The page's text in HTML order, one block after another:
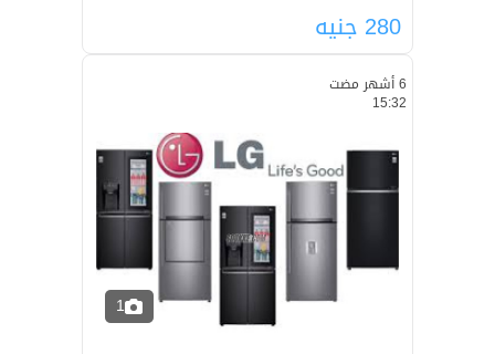
280 جنيه
6 أشهر مضت
15:32
1